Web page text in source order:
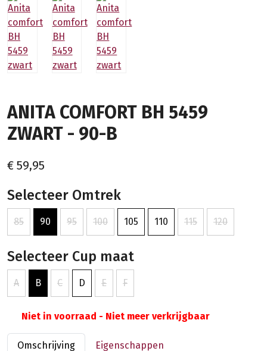
ANITA COMFORT BH 5459
ZWART - 90-B
€ 59,95
Selecteer Omtrek
85 90 95 100 105 110 115 120
Selecteer Cup maat
A B C D E F
Niet in voorraad - Niet meer verkrijgbaar
Omschrijving Eigenschappen